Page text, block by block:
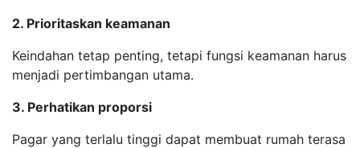
2. Prioritaskan keamanan
Keindahan tetap penting, tetapi fungsi keamanan harus
menjadi pertimbangan utama.
3. Perhatikan proporsi
Pagar yang terlalu tinggi dapat membuat rumah terasa